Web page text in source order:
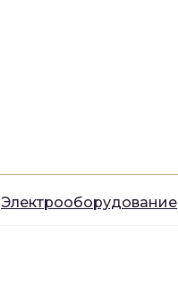
Электрооборудование